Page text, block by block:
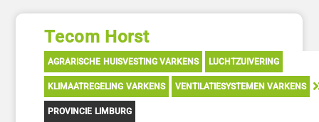
Tecom Horst
AGRARISCHE HUISVESTING VARKENS LUCHTZUIVERING
KLIMAATREGELING VARKENS VENTILATIESYSTEMEN VARKENS
PROVINCIE LIMBURG